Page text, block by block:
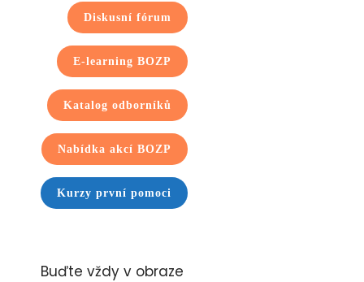
Diskusní fórum
E-learning BOZP
Katalog odborníků
Nabídka akcí BOZP
Kurzy první pomoci
Buďte vždy v obraze